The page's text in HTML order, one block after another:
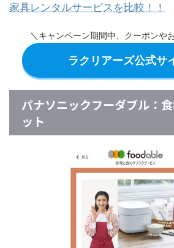
家具レンタルサービスを比較！！
＼キャンペーン期間中、クーポンや
ラクリアーズ公式サ
パナソニックフーダブル：
ット